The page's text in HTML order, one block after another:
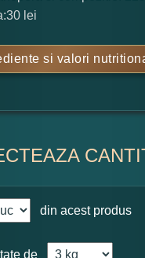
lei
si valori
din acest produs
de